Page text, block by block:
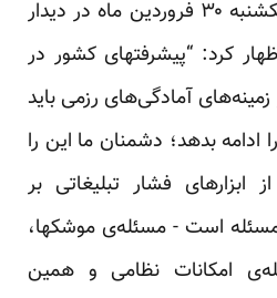
خامنه ای همچنین روز یکشنبه ۳۰ فروردین ماه در دیدار
کرد: “پیشرفتهای کشور در
آمادگی‌های رزمی باید
بدهد؛ دشمنان ما این را
ابزارهای فشار تبلیغاتی بر
است - مسئله‌ی موشکها،
امکانات نظامی و همین